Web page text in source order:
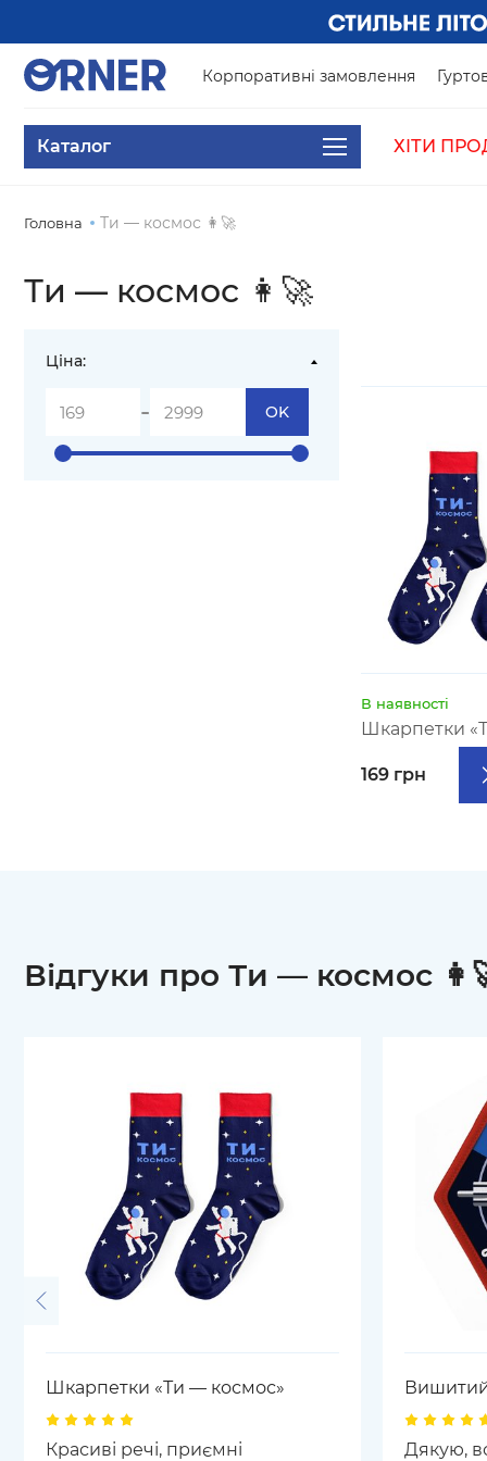
Корпоративні замовлення
Каталог ХІТИ
Головна Ти — космос 👩‍🚀
Ти — космос 👩‍🚀
Ціна:
- OK
В наявності
Шкарпетки
169 грн
Відгуки про Ти — космос
Шкарпетки «Ти — космос»
Красиві речі, приємні
Дякую,